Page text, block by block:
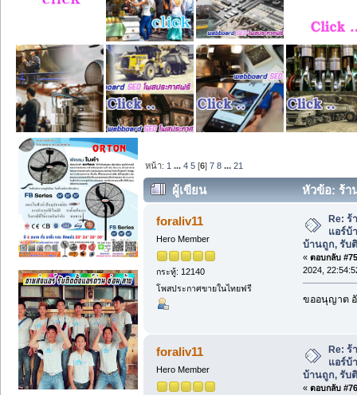
หน้า: 1 ...4 5 [6]7 8 ...21
ผู้เขียน
หัวข้อ: ร้า
บ้านถูก, รับติดตั้งแอร์บ้าน (อ่าน 22876
foraliv11
Hero Member
กระทู้: 12140
โพสประกาศขายในไทยฟรี
Re: ร้
แอร์บ้
บ้านถูก, รับ
« ตอบกลับ
2024,
ขออนุญาต
foraliv11
Hero Member
Re: ร้
แอร์บ้
บ้านถูก, รับ
« ตอบกลับ